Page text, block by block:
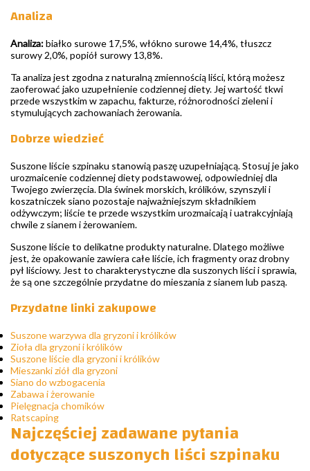
Analiza
Analiza:białko surowe 17,5%, włókno surowe 14,4%, tłuszcz
surowy 2,0%, popiół surowy 13,8%.
Ta analiza jest zgodna z naturalną zmiennością liści, którą możesz
zaoferować jako uzupełnienie codziennej diety. Jej wartość tkwi
przede wszystkim w zapachu, fakturze, różnorodności zieleni i
stymulujących zachowaniach żerowania.
Dobrze wiedzieć
Suszone liście szpinaku stanowią paszę uzupełniającą. Stosuj je jako
urozmaicenie codziennej diety podstawowej, odpowiedniej dla
Twojego zwierzęcia. Dla świnek morskich, królików, szynszyli i
koszatniczek siano pozostaje najważniejszym składnikiem
odżywczym; liście te przede wszystkim urozmaicają i uatrakcyjniają
chwile z sianem i żerowaniem.
Suszone liście to delikatne produkty naturalne. Dlatego możliwe
jest, że opakowanie zawiera całe liście, ich fragmenty oraz drobny
pył liściowy. Jest to charakterystyczne dla suszonych liści i sprawia,
że są one szczególnie przydatne do mieszania z sianem lub paszą.
Przydatne linki zakupowe
Suszone warzywa dla gryzoni i królików
Zioła dla gryzoni i królików
Suszone liście dla gryzoni i królików
Mieszanki ziół dla gryzoni
Siano do wzbogacenia
Zabawa i żerowanie
Pielęgnacja chomików
Ratscaping
Najczęściej zadawane pytania
dotyczące suszonych liści szpinaku